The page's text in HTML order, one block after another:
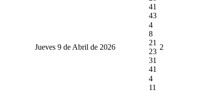
41
43
Jueves 9 de Abril de 2026
4
8
21
23
31
41
2
4
11